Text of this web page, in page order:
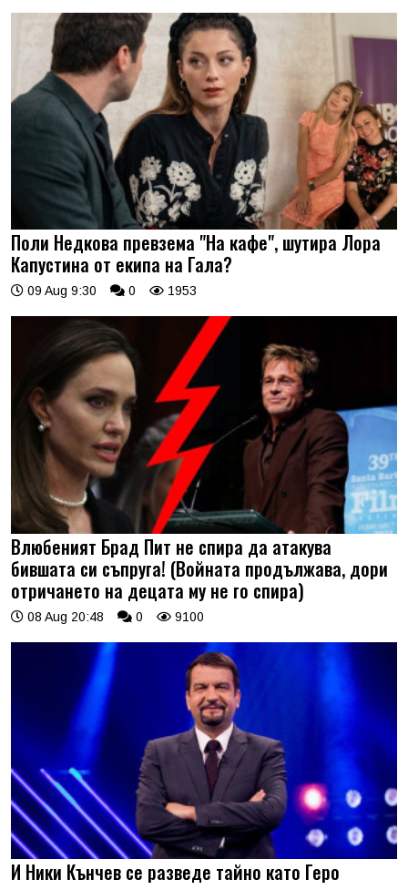
Поли Недкова превзема "На кафе", шутира Лора
Капустина от екипа на Гала?
09 Aug 9:30 0 1953
Влюбеният Брад Пит не спира да атакува
бившата си съпруга! (Войната продължава, дори
отричането на децата му не го спира)
08 Aug 20:48 0 9100
И Ники Кънчев се разведе тайно като Геро